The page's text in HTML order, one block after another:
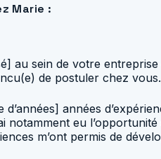
Marie :
au sein de votre
de postuler chez vous.
années
notamment eu
m’ont permis de